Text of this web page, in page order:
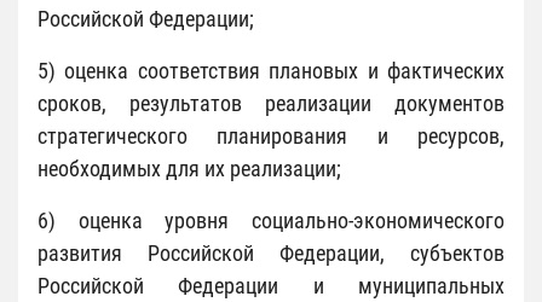
Российской Федерации;
5) оценка соответствия плановых и фактических
сроков, результатов реализации документов
стратегического планирования и ресурсов,
необходимых для их реализации;
6) оценка уровня социально-экономического
развития Российской Федерации, субъектов
Российской Федерации и муниципальных